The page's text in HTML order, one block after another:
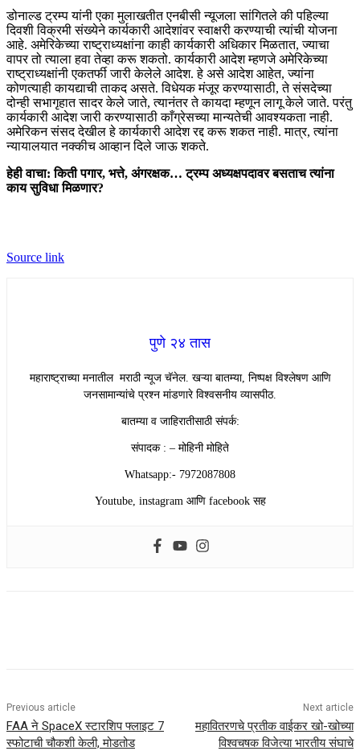
डोनाल्ड ट्रम्प यांनी एका मुलाखतीत एनबीसी न्यूजला सांगितले की पहिल्या
दिवशी विक्रमी संख्येने कार्यकारी आदेशांवर स्वाक्षरी करण्याची त्यांची योजना
आहे. अमेरिकेच्या राष्ट्राध्यक्षांना काही कार्यकारी अधिकार मिळतात, ज्याचा
वापर तो त्याला हवा तेव्हा करू शकतो. कार्यकारी आदेश म्हणजे अमेरिकेच्या
राष्ट्राध्यक्षांनी एकतर्फी जारी केलेले आदेश. हे असे आदेश आहेत, ज्यांना
कोणत्याही कायद्याची ताकद असते. विधेयक मंजूर करण्यासाठी, ते संसदेच्या
दोन्ही सभागृहात सादर केले जाते, त्यानंतर ते कायदा म्हणून लागू केले जाते. परंतु
कार्यकारी आदेश जारी करण्यासाठी काँग्रेसच्या मान्यतेची आवश्यकता नाही.
अमेरिकन संसद देखील हे कार्यकारी आदेश रद्द करू शकत नाही. मात्र, त्यांना
न्यायालयात नक्कीच आव्हान दिले जाऊ शकते.
हेही वाचा: किती पगार, भत्ते, अंगरक्षक… ट्रम्प अध्यक्षपदावर बसताच त्यांना
काय सुविधा मिळणार?
Source link
पुणे २४ तास
महाराष्ट्राच्या मनातील मराठी न्यूज चॅनेल. खऱ्या बातम्या, निष्पक्ष विश्लेषण आणि
जनसामान्यांचे प्रश्न मांडणारे विश्वसनीय व्यासपीठ.
बातम्या व जाहिरातीसाठी संपर्क:
संपादक : – मोहिनी मोहिते
Whatsapp:- 7972087808
Youtube, instagram आणि facebook सह
Previous article
FAA ने SpaceX स्टारशिप फ्लाइट 7
स्फोटाची चौकशी केली, मोडतोड
Next article
महावितरणचे प्रतीक वाईकर खो-खोच्या
विश्वचषक विजेत्या भारतीय संघाचे